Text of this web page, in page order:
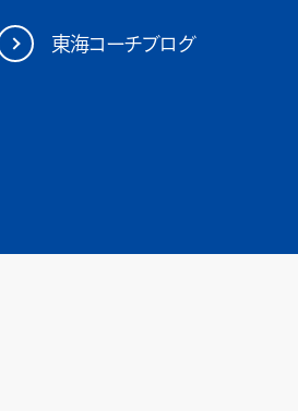
東海コーチブログ